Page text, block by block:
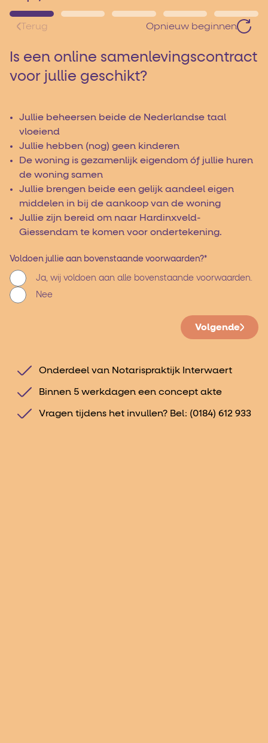
Terug Opnieuw beginnen
Is een online samenlevingscontract
voor jullie geschikt?
Jullie beheersen beide de Nederlandse taal
vloeiend
Jullie hebben (nog) geen kinderen
De woning is gezamenlijk eigendom óf jullie huren
de woning samen
Jullie brengen beide een gelijk aandeel eigen
middelen in bij de aankoop van de woning
Jullie zijn bereid om naar Hardinxveld-
Giessendam te komen voor ondertekening.
Voldoen jullie aan bovenstaande voorwaarden?*
Ja, wij voldoen aan alle bovenstaande voorwaarden.
Nee
Volgende
Onderdeel van Notarispraktijk Interwaert
Binnen 5 werkdagen een concept akte
Vragen tijdens het invullen? Bel: (0184) 612 933